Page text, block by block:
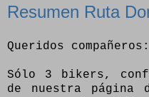
Resumen Ruta
Queridos compañeros:
Sólo 3 bikers,
de nuestra página